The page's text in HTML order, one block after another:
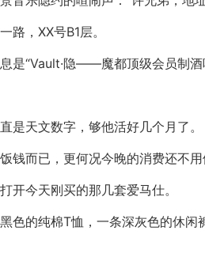
，XX号B1层。
是“Vault·隐——魔都顶级会员制酒
是天文数字，够他活好几个月了。
钱而已，更何况今晚的消费还不用
开今天刚买的那几套爱马仕。
的纯棉T恤，一条深灰色的休闲